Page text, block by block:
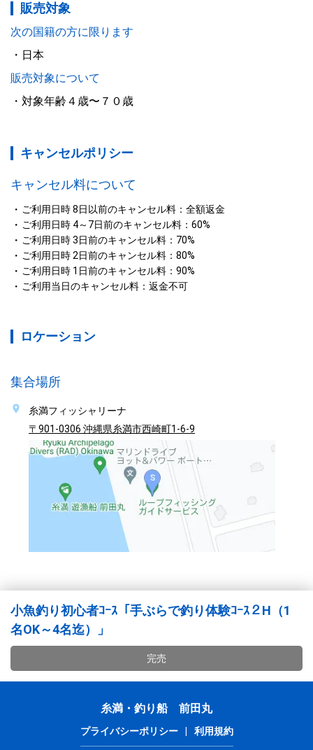
販売対象
次の国籍の方に限ります
日本
販売対象について
対象年齢４歳〜７０歳
キャンセルポリシー
キャンセル料について
ご利用日時 8日以前のキャンセル料：全額返金
ご利用日時 4～7日前のキャンセル料：60%
ご利用日時 3日前のキャンセル料：70%
ご利用日時 2日前のキャンセル料：80%
ご利用日時 1日前のキャンセル料：90%
ご利用当日のキャンセル料：返金不可
ロケーション
集合場所
糸満フィッシャリーナ
〒901-0306 沖縄県糸満市西崎町1-6-9
小魚釣り初心者ｺｰｽ「手ぶらで釣り体験ｺｰｽ２H（1
名OK～4名迄）」
完売
糸満・釣り船 前田丸
プライバシーポリシー 利用規約